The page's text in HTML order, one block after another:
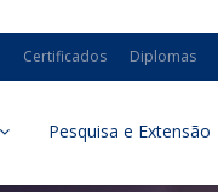
Certificados Diplomas
Pesquisa e Extensão